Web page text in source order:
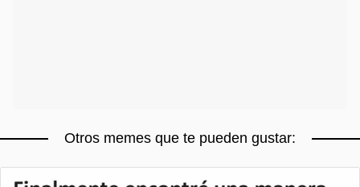
Otros memes que te pueden gustar: